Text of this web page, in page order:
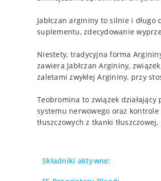
Jabłczan argininy to silnie i
suplementu, zdecydowanie
Niestety, tradycyjna forma
zawiera Jabłczan Argininy,
zaletami zwykłej Argininy, przy
Teobromina to związek
systemu nerwowego oraz
tłuszczowych z tkanki
Składniki aktywne: